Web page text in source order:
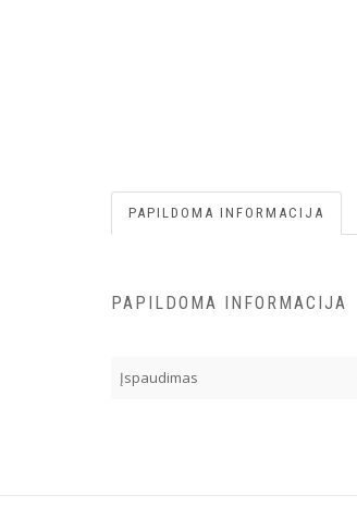
PAPILDOMA INFORMACIJA
PAPILDOMA INFORMACIJA
Įspaudimas